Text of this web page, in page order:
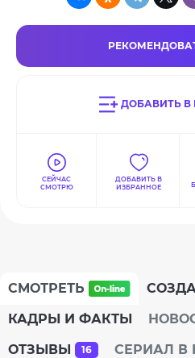
ДОБАВИТЬ
СЕЙЧАС
СМОТРЮ
ДОБАВИТЬ В
ИЗБРАННОЕ
СМОТРЕТЬ
КАДРЫ И ФАКТЫ
ОТЗЫВЫ
16
СЕРИАЛ В